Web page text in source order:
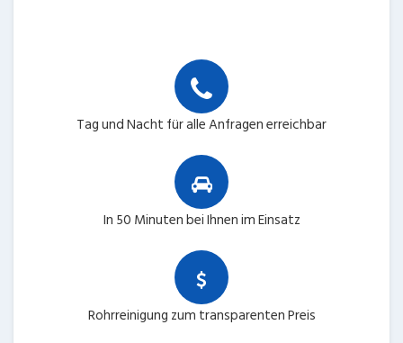
Tag und Nacht für alle Anfragen erreichbar
In 50 Minuten bei Ihnen im Einsatz
Rohrreinigung zum transparenten Preis